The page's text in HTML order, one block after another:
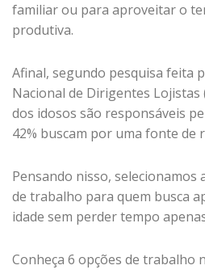
familiar ou para aproveitar o
produtiva.
Afinal, segundo pesquisa feita
Nacional de Dirigentes Lojistas
dos idosos são responsáveis
42% buscam por uma fonte de
Pensando nisso, selecionamos
de trabalho para quem busca
idade sem perder tempo
Conheça 6 opções de trabalho